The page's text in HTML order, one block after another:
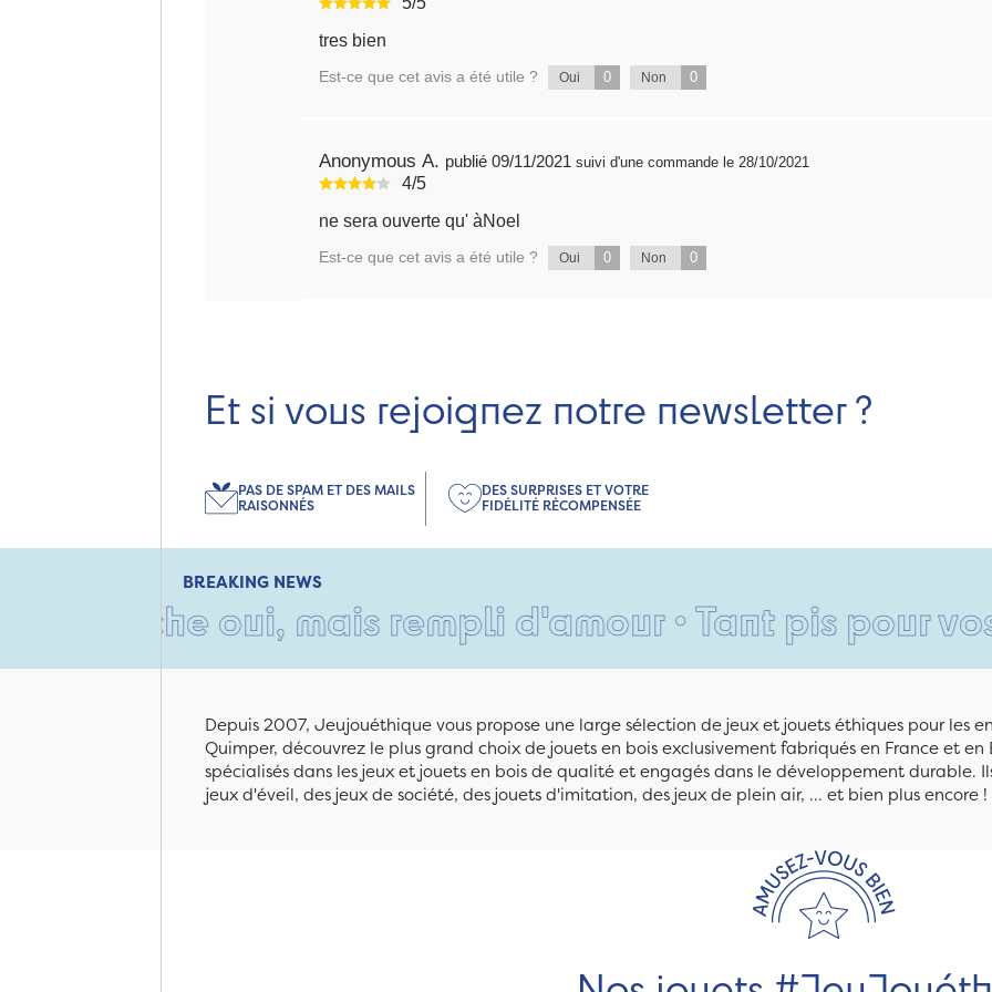
tres bien
Est-ce que cet avis a été utile ? Oui 0 Non 0
Anonymous A. publié 09/11/2021suivi d'une commande le 28/10/2021
4/5
ne sera ouverte qu' àNoel
Est-ce que cet avis a été utile ? Oui 0 Non 0
Et si vous rejoignez notre newsletter ?
PAS DE SPAM ET DES MAILS
RAISONNÉS
DES SURPRISES ET VOTRE
FIDÉLITÉ RÉCOMPENSÉE
BREAKING NEWS
oui, mais rempli d'amour • Tant pis pour vos pieds
Depuis 2007, Jeujouéthique vous propose une large sélection de jeux et jouets éthiques pour les
Quimper, découvrez le plus grand choix de jouets en bois exclusivement fabriqués en France et
spécialisés dans les jeux et jouets en bois de qualité et engagés dans le développement durable.
jeux d'éveil, des jeux de société, des jouets d'imitation, des jeux de plein air, ... et bien plus encore !